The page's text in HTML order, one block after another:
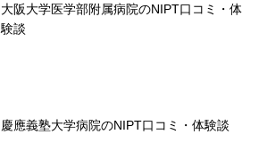
大阪大学医学部附属病院のNIPT口コミ・体
験談
慶應義塾大学病院のNIPT口コミ・体験談